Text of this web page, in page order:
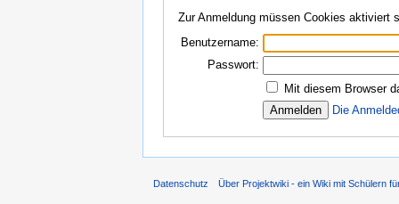
Zur Anmeldung müssen Cookies aktiviert
Benutzername:
Passwort:
Mit diesem Browser
Die
Datenschutz Über Projektwiki - ein Wiki mit Schülern